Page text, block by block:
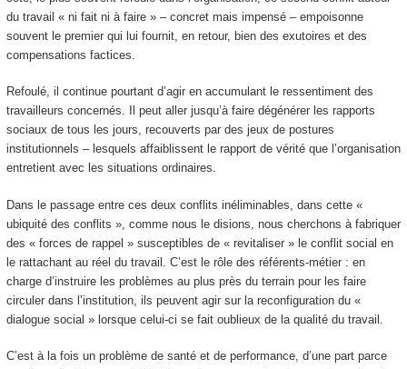
du travail « ni fait ni à faire » – concret mais impensé – empoisonne
souvent le premier qui lui fournit, en retour, bien des exutoires et des
compensations factices.
Refoulé, il continue pourtant d’agir en accumulant le ressentiment des
travailleurs concernés. Il peut aller jusqu’à faire dégénérer les rapports
sociaux de tous les jours, recouverts par des jeux de postures
institutionnels – lesquels affaiblissent le rapport de vérité que l’organisation
entretient avec les situations ordinaires.
Dans le passage entre ces deux conflits inéliminables, dans cette «
ubiquité des conflits », comme nous le disions, nous cherchons à fabriquer
des « forces de rappel » susceptibles de « revitaliser » le conflit social en
le rattachant au réel du travail. C’est le rôle des référents-métier : en
charge d’instruire les problèmes au plus près du terrain pour les faire
circuler dans l’institution, ils peuvent agir sur la reconfiguration du «
dialogue social » lorsque celui-ci se fait oublieux de la qualité du travail.
C’est à la fois un problème de santé et de performance, d’une part parce